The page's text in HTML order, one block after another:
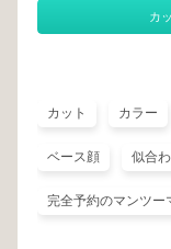
カ
カット カラー
ベース顔 似合
完全予約のマンツー